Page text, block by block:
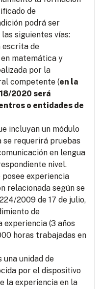
de
podrá ser
siguientes vías:
escrita de
matemática y
por la
competente (en la
2020 será
o entidades de
incluyan un módulo
se requerirá pruebas
en lengua
nivel.
experiencia
relacionada según se
2009 de 17 de julio,
de
experiencia (3 años
horas trabajadas en
una unidad de
por el dispositivo
la experiencia en la